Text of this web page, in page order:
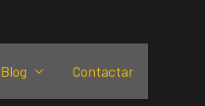
Blog Contactar